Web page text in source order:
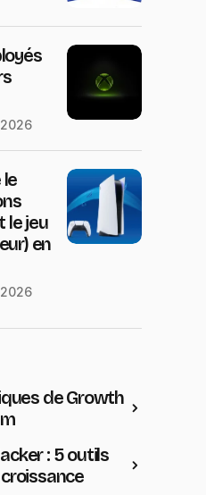
le jeu
en
de Growth
: 5 outils